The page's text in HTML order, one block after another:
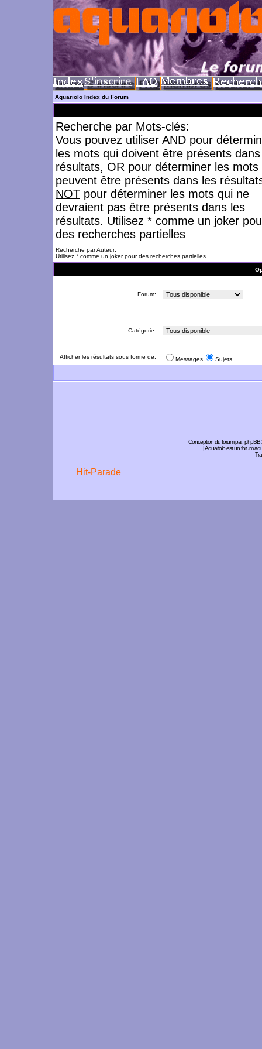
Aquariolo Index du Forum
Recherche par Mots-clés:
Vous pouvez utiliser AND pour
les mots qui doivent être présents
résultats, OR pour déterminer les mots
peuvent être présents dans les
NOT pour déterminer les mots qui ne
devraient pas être présents dans les
résultats. Utilisez * comme un joker
des recherches partielles
Recherche par Auteur:
Utilisez * comme un joker pour des recherches partielles
Forum:
Catégorie:
Afficher les résultats sous forme de: Messages Sujets
Conception du forum par:phpBB
| Aquariolo est un forum